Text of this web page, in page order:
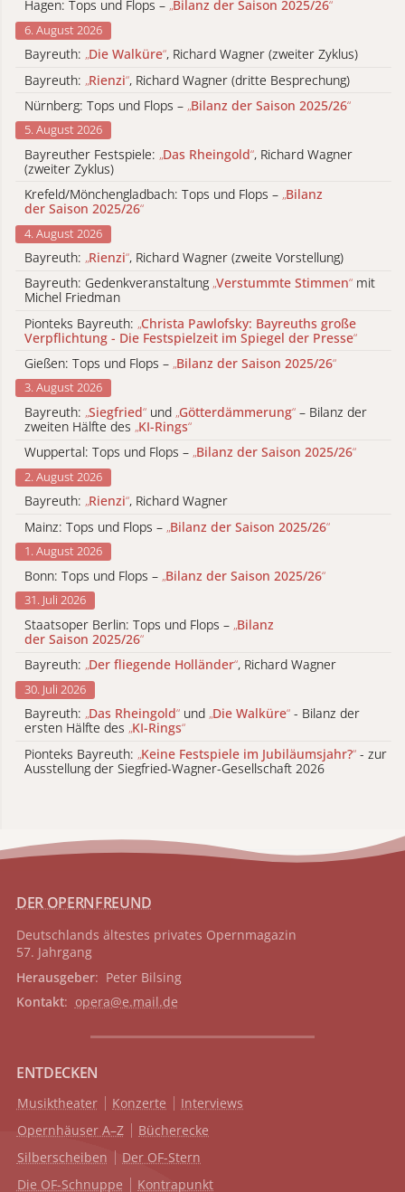
Hagen: Tops und Flops – „Bilanz der Saison 2025/26“
6. August 2026
Bayreuth: „Die Walküre“, Richard Wagner (zweiter Zyklus)
Bayreuth: „Rienzi“, Richard Wagner (dritte Besprechung)
Nürnberg: Tops und Flops – „Bilanz der Saison 2025/26“
5. August 2026
Bayreuther Festspiele: „Das Rheingold“, Richard Wagner
(zweiter Zyklus)
Krefeld/Mönchengladbach: Tops und Flops – „Bilanz
der Saison 2025/26“
4. August 2026
Bayreuth: „Rienzi“, Richard Wagner (zweite Vorstellung)
Bayreuth: Gedenkveranstaltung „Verstummte Stimmen“ mit
Michel Friedman
Pionteks Bayreuth: „Christa Pawlofsky: Bayreuths große
Verpflichtung - Die Festspielzeit im Spiegel der Presse“
Gießen: Tops und Flops – „Bilanz der Saison 2025/26“
3. August 2026
Bayreuth: „Siegfried“ und „Götterdämmerung“ – Bilanz der
zweiten Hälfte des „KI-Rings“
Wuppertal: Tops und Flops – „Bilanz der Saison 2025/26“
2. August 2026
Bayreuth: „Rienzi“, Richard Wagner
Mainz: Tops und Flops – „Bilanz der Saison 2025/26“
1. August 2026
Bonn: Tops und Flops – „Bilanz der Saison 2025/26“
31. Juli 2026
Staatsoper Berlin: Tops und Flops – „Bilanz
der Saison 2025/26“
Bayreuth: „Der fliegende Holländer“, Richard Wagner
30. Juli 2026
Bayreuth: „Das Rheingold“ und „Die Walküre“ - Bilanz der
ersten Hälfte des „KI-Rings“
Pionteks Bayreuth: „Keine Festspiele im Jubiläumsjahr?“ - zur
Ausstellung der Siegfried-Wagner-Gesellschaft 2026
DER OPERNFREUND
Deutschlands ältestes privates Opernmagazin
57. Jahrgang
Herausgeber: Peter Bilsing
Kontakt: opera@e.mail.de
ENTDECKEN
Musiktheater Konzerte
Interviews
Opernhäuser A–Z
Bücherecke
Silberscheiben
Der OF-Stern
Die OF-Schnuppe
Kontrapunkt